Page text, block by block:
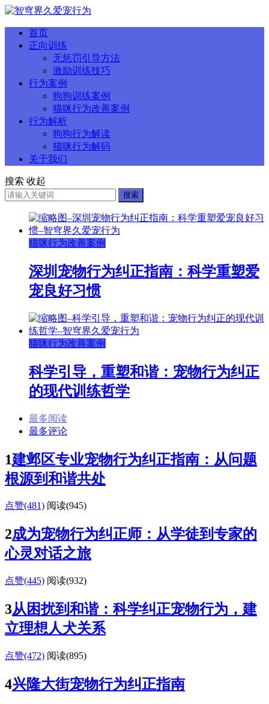
首页
正向训练
无惩罚引导方法
激励训练技巧
行为案例
狗狗训练案例
猫咪行为改善案例
行为解析
狗狗行为解读
猫咪行为解码
关于我们
搜索 收起
搜索
猫咪行为改善案例
深圳宠物行为纠正指南：科学重塑爱
宠良好习惯
猫咪行为改善案例
科学引导，重塑和谐：宠物行为纠正
的现代训练哲学
最多阅读
最多评论
1建邺区专业宠物行为纠正指南：从问题
根源到和谐共处
点赞(481) 阅读(945)
2成为宠物行为纠正师：从学徒到专家的
心灵对话之旅
点赞(445) 阅读(932)
3从困扰到和谐：科学纠正宠物行为，建
立理想人犬关系
点赞(472) 阅读(895)
4兴隆大街宠物行为纠正指南